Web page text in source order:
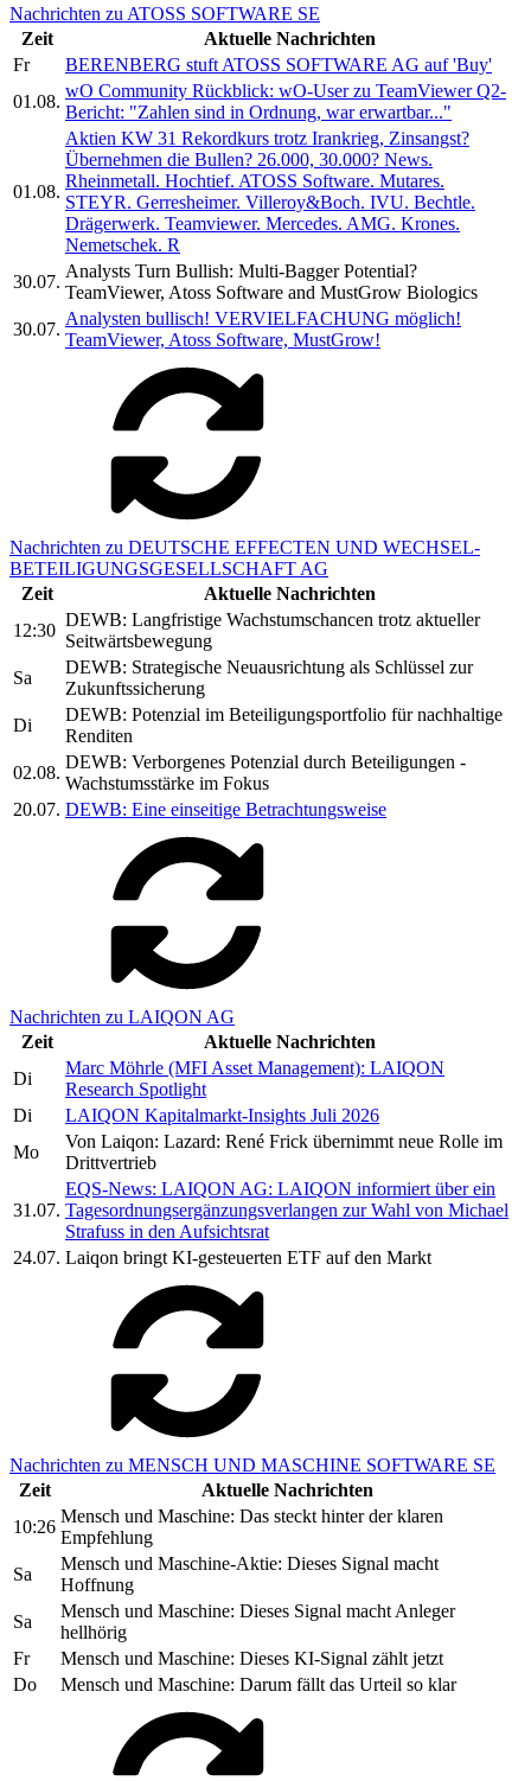
Nachrichten zu ATOSS SOFTWARE SE
Zeit
Aktuelle Nachrichten
Fr
BERENBERG stuft ATOSS SOFTWARE AG auf 'Buy'
01.08.
wO Community Rückblick: wO-User zu TeamViewer Q2-
Bericht: "Zahlen sind in Ordnung, war erwartbar..."
01.08.
Aktien KW 31 Rekordkurs trotz Irankrieg, Zinsangst?
Übernehmen die Bullen? 26.000, 30.000? News.
Rheinmetall. Hochtief. ATOSS Software. Mutares.
STEYR. Gerresheimer. Villeroy&Boch. IVU. Bechtle.
Drägerwerk. Teamviewer. Mercedes. AMG. Krones.
Nemetschek. R
30.07.
Analysts Turn Bullish: Multi-Bagger Potential?
TeamViewer, Atoss Software and MustGrow Biologics
30.07.
Analysten bullisch! VERVIELFACHUNG möglich!
TeamViewer, Atoss Software, MustGrow!
Nachrichten zu DEUTSCHE EFFECTEN UND WECHSEL-
BETEILIGUNGSGESELLSCHAFT AG
Zeit
Aktuelle Nachrichten
12:30
DEWB: Langfristige Wachstumschancen trotz aktueller
Seitwärtsbewegung
Sa
DEWB: Strategische Neuausrichtung als Schlüssel zur
Zukunftssicherung
Di
DEWB: Potenzial im Beteiligungsportfolio für nachhaltige
Renditen
02.08.
DEWB: Verborgenes Potenzial durch Beteiligungen -
Wachstumsstärke im Fokus
20.07. DEWB: Eine einseitige Betrachtungsweise
Nachrichten zu LAIQON AG
Zeit
Aktuelle Nachrichten
Di
Marc Möhrle (MFI Asset Management): LAIQON
Research Spotlight
Di
LAIQON Kapitalmarkt-Insights Juli 2026
Mo
Von Laiqon: Lazard: René Frick übernimmt neue Rolle im
Drittvertrieb
31.07.
EQS-News: LAIQON AG: LAIQON informiert über ein
Tagesordnungsergänzungsverlangen zur Wahl von Michael
Strafuss in den Aufsichtsrat
24.07. Laiqon bringt KI-gesteuerten ETF auf den Markt
Nachrichten zu MENSCH UND MASCHINE SOFTWARE SE
Zeit
Aktuelle Nachrichten
10:26
Mensch und Maschine: Das steckt hinter der klaren
Empfehlung
Sa
Mensch und Maschine-Aktie: Dieses Signal macht
Hoffnung
Sa
Mensch und Maschine: Dieses Signal macht Anleger
hellhörig
Fr
Mensch und Maschine: Dieses KI-Signal zählt jetzt
Do
Mensch und Maschine: Darum fällt das Urteil so klar